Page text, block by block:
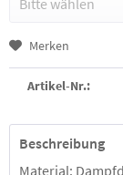
Merken
Artikel-Nr.:
Beschreibung
Material: